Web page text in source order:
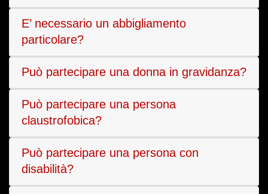
E’ necessario un abbigliamento
particolare?
Può partecipare una donna in gravidanza?
Può partecipare una persona
claustrofobica?
Può partecipare una persona con
disabilità?